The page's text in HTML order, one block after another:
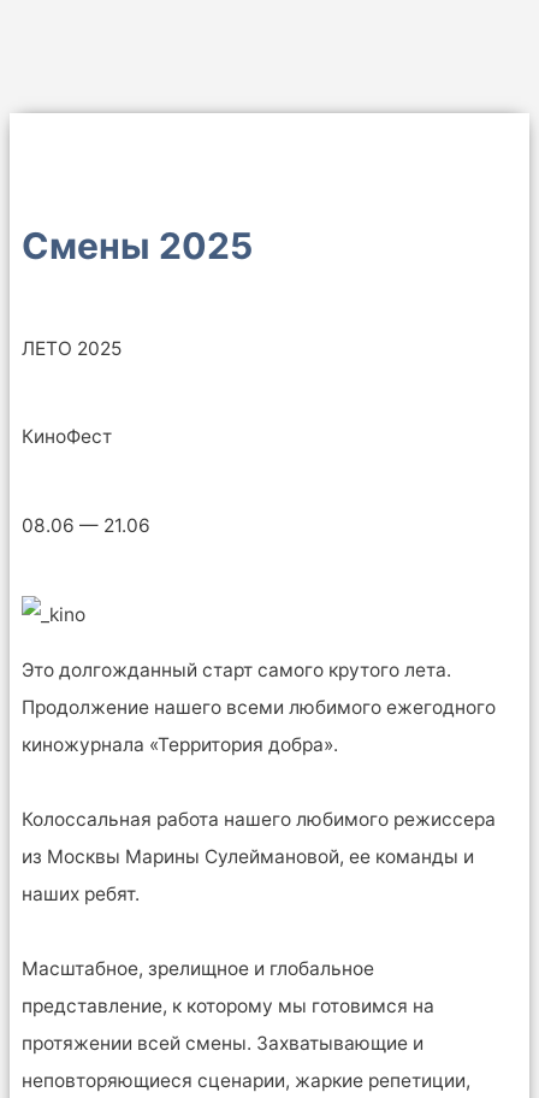
Смены 2025
ЛЕТО 2025
КиноФест
08.06 — 21.06
Это долгожданный старт самого крутого лета.
Продолжение нашего всеми любимого ежегодного
киножурнала «Территория добра».
Колоссальная работа нашего любимого режиссера
из Москвы Марины Сулеймановой, ее команды и
наших ребят.
Масштабное, зрелищное и глобальное
представление, к которому мы готовимся на
протяжении всей смены. Захватывающие и
неповторяющиеся сценарии, жаркие репетиции,